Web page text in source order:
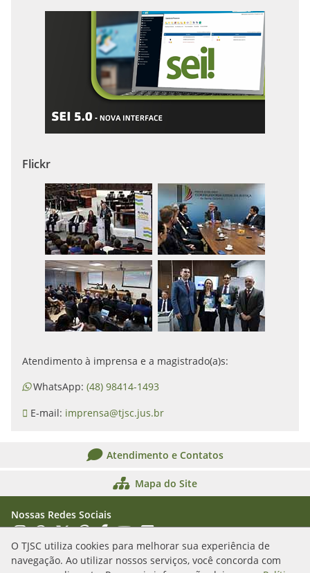
O TJSC utiliza cookies para melhorar sua experiência de
navegação. Ao utilizar nossos serviços, você concorda com
Flickr
Atendimento à imprensa e a magistrado(a)s:
WhatsApp: (48) 98414-1493
E-mail: imprensa@tjsc.jus.br
Atendimento e Contatos
Mapa do Site
Nossas Redes Sociais
Acessar Instagram
Acessar WhatsApp
Acessar XAcessar Threads
Acessar Facebook
Acessar YouTube
Acessar Flickr
Acessar SoundCloud
Rua Álvaro Millen da Silveira, n. 208